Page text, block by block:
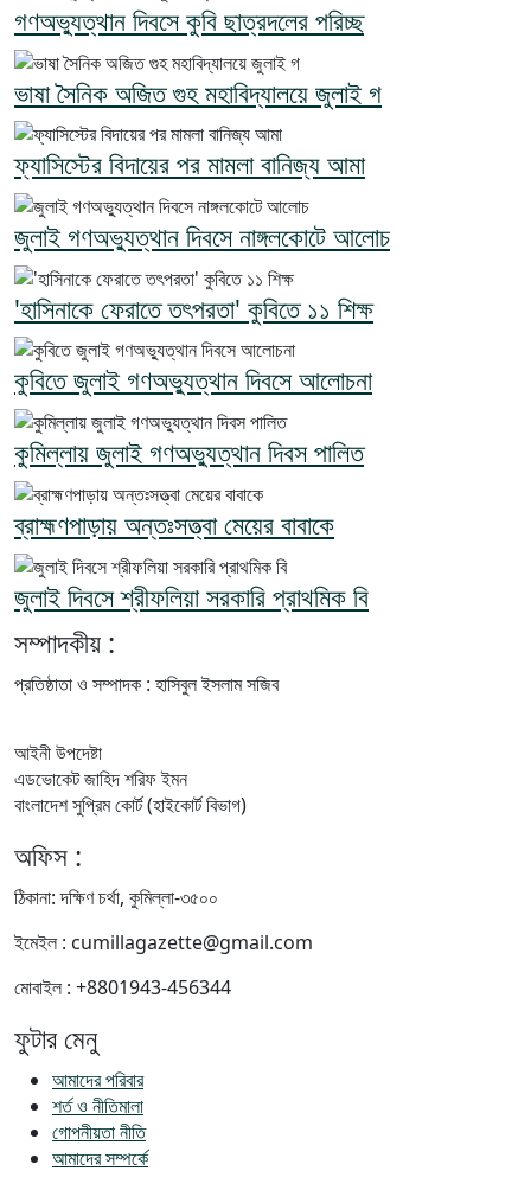
গণঅভ্যুত্থান দিবসে কুবি ছাত্রদলের পরিচ্ছ
ভাষা সৈনিক অজিত গুহ মহাবিদ্যালয়ে জুলাই গ
ফ্যাসিস্টের বিদায়ের পর মামলা বানিজ্য আমা
জুলাই গণঅভ্যুত্থান দিবসে নাঙ্গলকোটে আলোচ
'হাসিনাকে ফেরাতে তৎপরতা' কুবিতে ১১ শিক্ষ
কুবিতে জুলাই গণঅভ্যুত্থান দিবসে আলোচনা
কুমিল্লায় জুলাই গণঅভ্যুত্থান দিবস পালিত
ব্রাহ্মণপাড়ায় অন্তঃসত্ত্বা মেয়ের বাবাকে
জুলাই দিবসে শ্রীফলিয়া সরকারি প্রাথমিক বি
সম্পাদকীয় :
প্রতিষ্ঠাতা ও সম্পাদক : হাসিবুল ইসলাম সজিব
আইনী উপদেষ্টা
এডভোকেট জাহিদ শরিফ ইমন
বাংলাদেশ সুপ্রিম কোর্ট (হাইকোর্ট বিভাগ)
অফিস :
ঠিকানা: দক্ষিণ চর্থা, কুমিল্লা-৩৫০০
ইমেইল : cumillagazette@gmail.com
মোবাইল : +8801943-456344
ফুটার মেনু
আমাদের পরিবার
শর্ত ও নীতিমালা
গোপনীয়তা নীতি
আমাদের সম্পর্কে